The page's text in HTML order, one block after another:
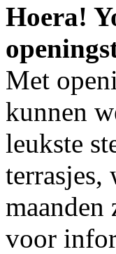
Hoera!
Met
kunnen
leukste
terrasjes,
voor